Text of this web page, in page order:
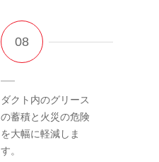
ダクト内のグリース
の蓄積と火災の危険
を大幅に軽減しま
す。